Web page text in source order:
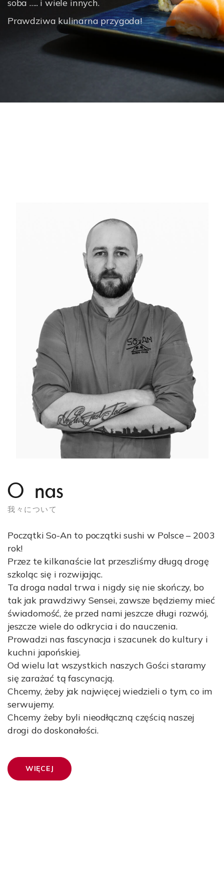
soba ….. i wiele innych.
Prawdziwa kulinarna przygoda!
O nas
我々について
Początki So-An to początki sushi w Polsce – 2003
rok!
Przez te kilkanaście lat przeszliśmy długą drogę
szkoląc się i rozwijając.
Ta droga nadal trwa i nigdy się nie skończy, bo
tak jak prawdziwy Sensei, zawsze będziemy mieć
świadomość, że przed nami jeszcze długi rozwój,
jeszcze wiele do odkrycia i do nauczenia.
Prowadzi nas fascynacja i szacunek do kultury i
kuchni japońskiej.
Od wielu lat wszystkich naszych Gości staramy
się zarażać tą fascynacją.
Chcemy, żeby jak najwięcej wiedzieli o tym, co im
serwujemy.
Chcemy żeby byli nieodłączną częścią naszej
drogi do doskonałości.
WIĘCEJ